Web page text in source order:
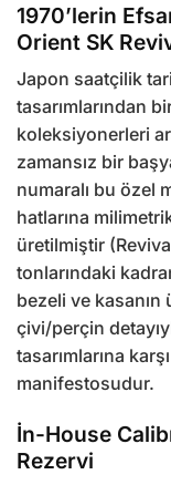
1970’lerin
Orient SK
Japon saatçilik
tasarımlarından
koleksiyonerleri
zamansız bir
numaralı bu özel
hatlarına
üretilmiştir
tonlarındaki
bezeli ve
çivi/perçin
tasarımlarına
manifestosudur.
İn-House
Rezervi